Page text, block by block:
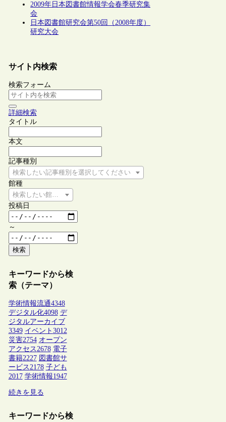
2009年日本図書館情報学会春季研究集
会
日本図書館研究会第50回（2008年度）
研究大会
サイト内検索
検索フォーム
詳細検索
タイトル
本文
記事種別
検索したい記事種別を選択してください
館種
検索したい館種を選択してください
投稿日
～
検索
キーワードから検
索（テーマ）
学術情報流通4348
デジタル化4098 デ
ジタルアーカイブ
3349 イベント 3012
災害2754 オープン
アクセス2678 電子
書籍2227 図書館サ
ービス2178 子ども
2017 学術情報1947
続きを見る
キーワードから検